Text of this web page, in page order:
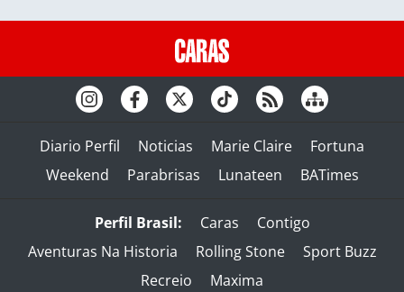
Diario Perfil Noticias Marie Claire
Fortuna
Weekend
Parabrisas Lunateen BATimes
Perfil Brasil: Caras
Contigo
Aventuras Na Historia
Rolling Stone
Sport Buzz
Recreio
Maxima